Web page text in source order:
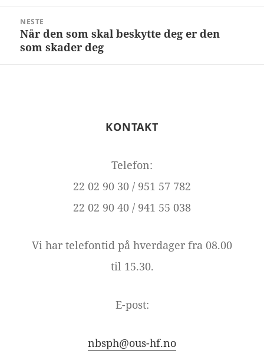
NESTE
Neste
Når den som skal beskytte deg er den
som skader deg
KONTAKT
Telefon:
22 02 90 30 / 951 57 782
22 02 90 40 / 941 55 038
Vi har telefontid på hverdager fra 08.00
til 15.30.
E-post:
nbsph@ous-hf.no